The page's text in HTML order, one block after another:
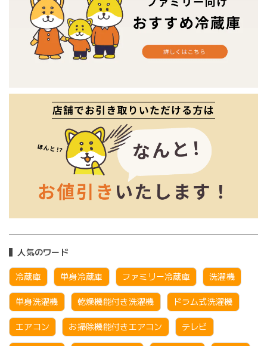
人気のワード
冷蔵庫 単身冷蔵庫 ファミリー冷蔵庫 洗濯機
単身洗濯機 乾燥機能付き洗濯機 ドラム式洗濯機
エアコン お掃除機能付きエアコン テレビ